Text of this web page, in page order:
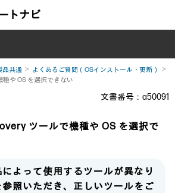
トナビ
品共通
よくあるご質問（OSインストール・更新）
種や OS を選択できない
文書番号：a50091
ツールで機種や OS を選択で
よって使用するツールが異なり
照いただき、正しいツールをご